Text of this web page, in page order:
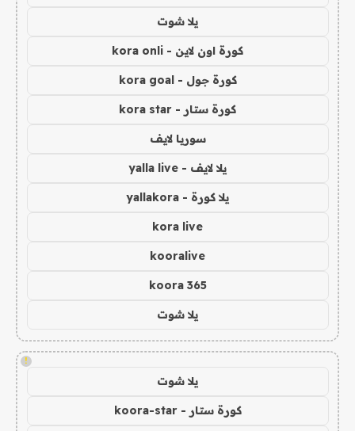
يلا شوت
كورة اون لاين - kora onli
كورة جول - kora goal
كورة ستار - kora star
سوريا لايف
يلا لايف - yalla live
يلا كورة - yallakora
kora live
kooralive
koora 365
يلا شوت
!
يلا شوت
كورة ستار - koora-star